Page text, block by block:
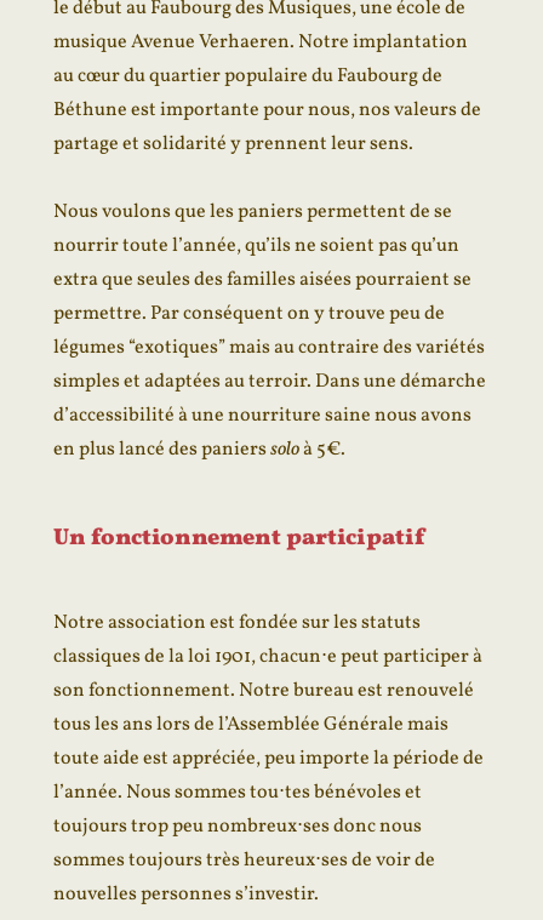
le début auFaubourg des Musiques, une école de
musique Avenue Verhaeren. Notre implantation
au cœur du quartier populaire du Faubourg de
Béthune est importante pour nous, nos valeurs de
partage et solidarité y prennent leur sens.
Nous voulons que les paniers permettent de se
nourrir toute l’année, qu’ils ne soient pas qu’un
extra que seules des familles aisées pourraient se
permettre. Par conséquent on y trouve peu de
légumes “exotiques” mais au contraire des variétés
simples et adaptées au terroir. Dans une démarche
d’accessibilité à une nourriture saine nous avons
en plus lancé des panierssoloà 5€.
Un fonctionnement participatif
Notre association est fondée sur les statuts
classiques de la loi 1901, chacun⋅e peut participer à
son fonctionnement. Notre bureau est renouvelé
tous les ans lors de l’Assemblée Générale mais
toute aide est appréciée, peu importe la période de
l’année. Nous sommes tou⋅tes bénévoles et
toujours trop peu nombreux⋅ses donc nous
sommes toujours très heureux⋅ses de voir de
nouvelles personnes s’investir.